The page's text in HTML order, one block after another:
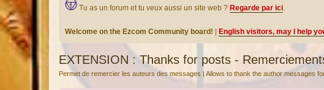
Tu as un forum et tu veux aussi un site web ? Regarde par ici.
Welcome on the Ezcom Community board! English visitors, may I help
EXTENSION : Thanks for posts -
Permet de remercier les auteurs des messages | Allows to thank the author messages